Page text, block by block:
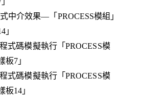
中介效果—「PROCESS模組」
」
式碼模擬執行「PROCESS模
板7」
式碼模擬執行「PROCESS模
板14」